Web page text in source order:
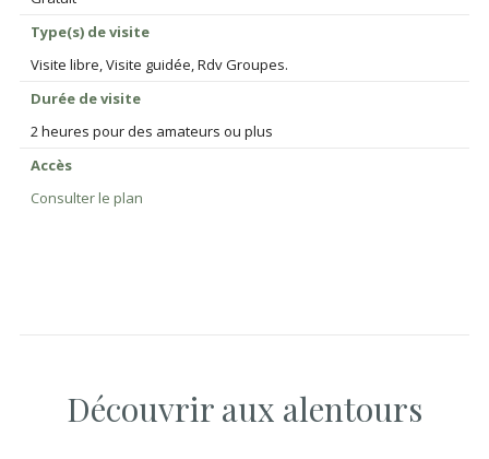
Type(s) de visite
Visite libre, Visite guidée, Rdv Groupes.
Durée de visite
2 heures pour des amateurs ou plus
Accès
Consulter le plan
Découvrir aux alentours